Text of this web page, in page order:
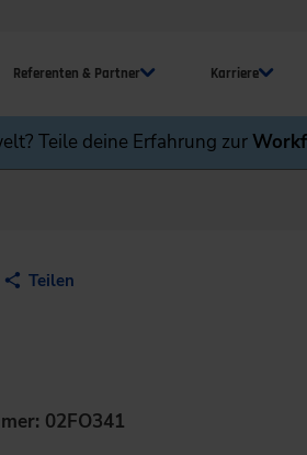
Referenten & Partner Karriere
Teile deine Erfahrung zur
Teilen
02FO341